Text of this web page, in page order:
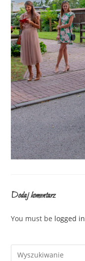
Dodaj komentarz
You must be logged in